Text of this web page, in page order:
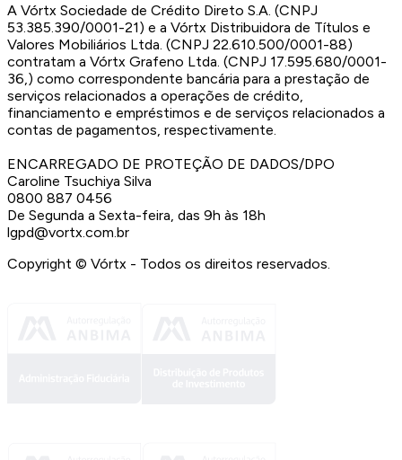
A Vórtx Sociedade de Crédito Direto S.A. (CNPJ
53.385.390/0001-21) e a Vórtx Distribuidora de Títulos e
Valores Mobiliários Ltda. (CNPJ 22.610.500/0001-88)
contratam a Vórtx Grafeno Ltda. (CNPJ 17.595.680/0001-
36,) como correspondente bancária para a prestação de
serviços relacionados a operações de crédito,
financiamento e empréstimos e de serviços relacionados a
contas de pagamentos, respectivamente.
ENCARREGADO DE PROTEÇÃO DE DADOS/DPO
Caroline Tsuchiya Silva
0800 887 0456
De Segunda a Sexta-feira, das 9h às 18h
lgpd@vortx.com.br
Copyright © Vórtx - Todos os direitos reservados.